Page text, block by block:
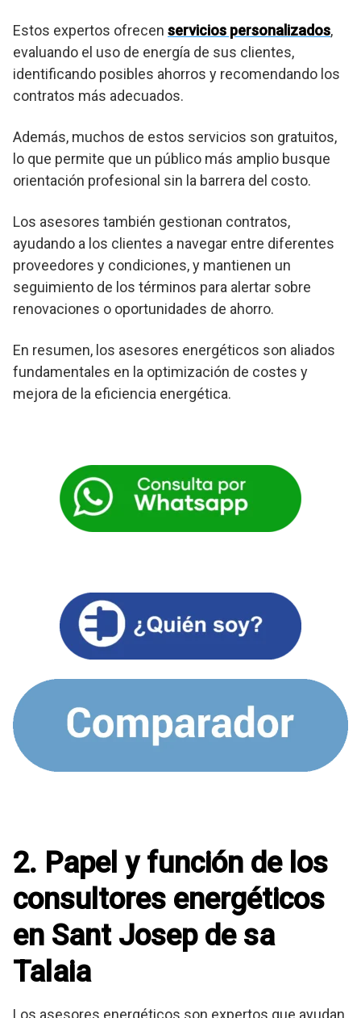
Estos expertos ofrecen servicios personalizados,
evaluando el uso de energía de sus clientes,
identificando posibles ahorros y recomendando los
contratos más adecuados.
Además, muchos de estos servicios son gratuitos,
lo que permite que un público más amplio busque
orientación profesional sin la barrera del costo.
Los asesores también gestionan contratos,
ayudando a los clientes a navegar entre diferentes
proveedores y condiciones, y mantienen un
seguimiento de los términos para alertar sobre
renovaciones o oportunidades de ahorro.
En resumen, los asesores energéticos son aliados
fundamentales en la optimización de costes y
mejora de la eficiencia energética.
2. Papel y función de los
consultores energéticos
en Sant Josep de sa
Talaia